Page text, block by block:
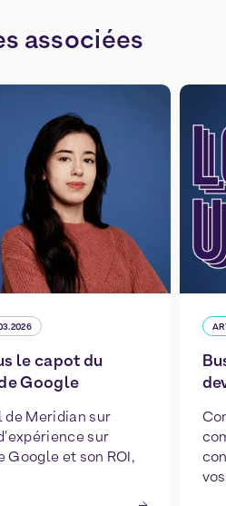
associées
le capot du
Google
Meridian sur
sur
et son ROI,